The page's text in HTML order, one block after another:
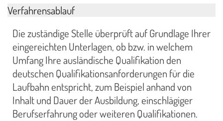
Verfahrensablauf
Die zuständige Stelle überprüft auf Grundlage Ihrer
eingereichten Unterlagen, ob bzw. in welchem
Umfang Ihre ausländische Qualifikation den
deutschen Qualifikationsanforderungen für die
Laufbahn entspricht, zum Beispiel anhand von
Inhalt und Dauer der Ausbildung, einschlägiger
Berufserfahrung oder weiteren Qualifikationen.